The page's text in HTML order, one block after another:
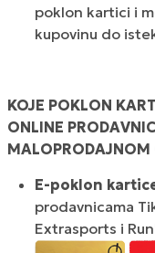
poklon kartici i
kupovinu do
KOJE POKLON
ONLINE
MALOPRODAJNOM
E-poklon
prodavnicama
Extrasports i